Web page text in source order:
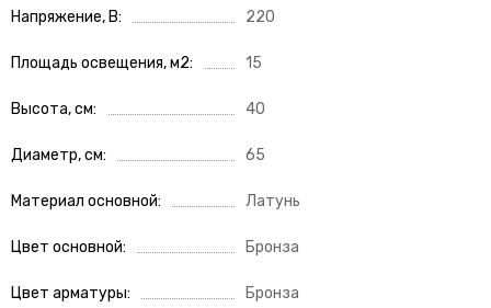
Напряжение, В 220
Площадь освещения, м2 15
Высота, см 40
Диаметр, см 65
Материал основной Латунь
Цвет основной Бронза
Цвет арматуры Бронза